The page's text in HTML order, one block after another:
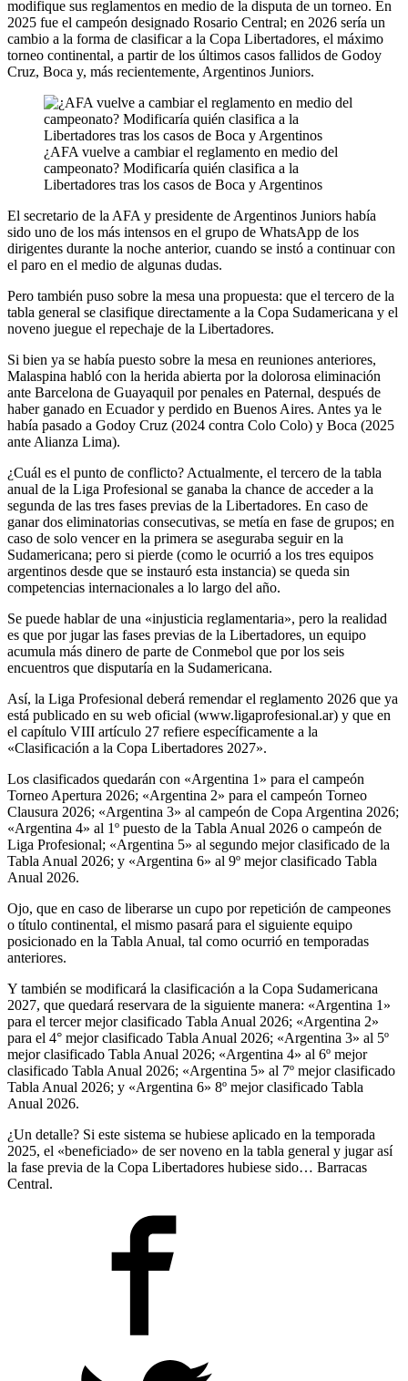
modifique sus reglamentos en medio de la disputa de un torneo. En
2025 fue el campeón designado Rosario Central; en 2026 sería un
cambio a la forma de clasificar a la Copa Libertadores, el máximo
torneo continental, a partir de los últimos casos fallidos de Godoy
Cruz, Boca y, más recientemente, Argentinos Juniors.
¿AFA vuelve a cambiar el reglamento en medio del
campeonato? Modificaría quién clasifica a la
Libertadores tras los casos de Boca y Argentinos
El secretario de la AFA y presidente de Argentinos Juniors había
sido uno de los más intensos en el grupo de WhatsApp de los
dirigentes durante la noche anterior, cuando se instó a continuar con
el paro en el medio de algunas dudas.
Pero también puso sobre la mesa una propuesta: que el tercero de la
tabla general se clasifique directamente a la Copa Sudamericana y el
noveno juegue el repechaje de la Libertadores.
Si bien ya se había puesto sobre la mesa en reuniones anteriores,
Malaspina habló con la herida abierta por la dolorosa eliminación
ante Barcelona de Guayaquil por penales en Paternal, después de
haber ganado en Ecuador y perdido en Buenos Aires. Antes ya le
había pasado a Godoy Cruz (2024 contra Colo Colo) y Boca (2025
ante Alianza Lima).
¿Cuál es el punto de conflicto? Actualmente, el tercero de la tabla
anual de la Liga Profesional se ganaba la chance de acceder a la
segunda de las tres fases previas de la Libertadores. En caso de
ganar dos eliminatorias consecutivas, se metía en fase de grupos; en
caso de solo vencer en la primera se aseguraba seguir en la
Sudamericana; pero si pierde (como le ocurrió a los tres equipos
argentinos desde que se instauró esta instancia) se queda sin
competencias internacionales a lo largo del año.
Se puede hablar de una «injusticia reglamentaria», pero la realidad
es que por jugar las fases previas de la Libertadores, un equipo
acumula más dinero de parte de Conmebol que por los seis
encuentros que disputaría en la Sudamericana.
Así, la Liga Profesional deberá remendar el reglamento 2026 que ya
está publicado en su web oficial (www.ligaprofesional.ar) y que en
el capítulo VIII artículo 27 refiere específicamente a la
«Clasificación a la Copa Libertadores 2027».
Los clasificados quedarán con «Argentina 1» para el campeón
Torneo Apertura 2026; «Argentina 2» para el campeón Torneo
Clausura 2026; «Argentina 3» al campeón de Copa Argentina 2026;
«Argentina 4» al 1º puesto de la Tabla Anual 2026 o campeón de
Liga Profesional; «Argentina 5» al segundo mejor clasificado de la
Tabla Anual 2026; y «Argentina 6» al 9º mejor clasificado Tabla
Anual 2026.
Ojo, que en caso de liberarse un cupo por repetición de campeones
o título continental, el mismo pasará para el siguiente equipo
posicionado en la Tabla Anual, tal como ocurrió en temporadas
anteriores.
Y también se modificará la clasificación a la Copa Sudamericana
2027, que quedará reservara de la siguiente manera: «Argentina 1»
para el tercer mejor clasificado Tabla Anual 2026; «Argentina 2»
para el 4° mejor clasificado Tabla Anual 2026; «Argentina 3» al 5º
mejor clasificado Tabla Anual 2026; «Argentina 4» al 6º mejor
clasificado Tabla Anual 2026; «Argentina 5» al 7º mejor clasificado
Tabla Anual 2026; y «Argentina 6» 8º mejor clasificado Tabla
Anual 2026.
¿Un detalle? Si este sistema se hubiese aplicado en la temporada
2025, el «beneficiado» de ser noveno en la tabla general y jugar así
la fase previa de la Copa Libertadores hubiese sido… Barracas
Central.